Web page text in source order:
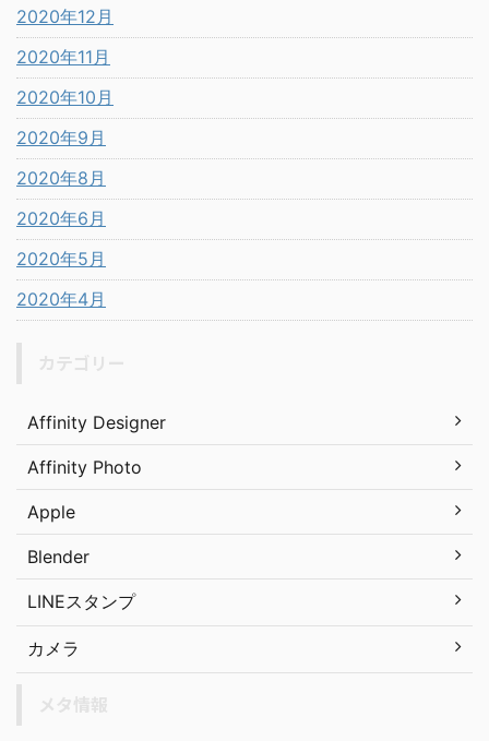
2020年12月
2020年11月
2020年10月
2020年9月
2020年8月
2020年6月
2020年5月
2020年4月
Affinity Designer
Affinity Photo
Apple
Blender
LINEスタンプ
カメラ